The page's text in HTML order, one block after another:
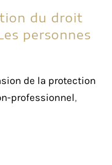
du droit
personnes
de la protection
professionnel,